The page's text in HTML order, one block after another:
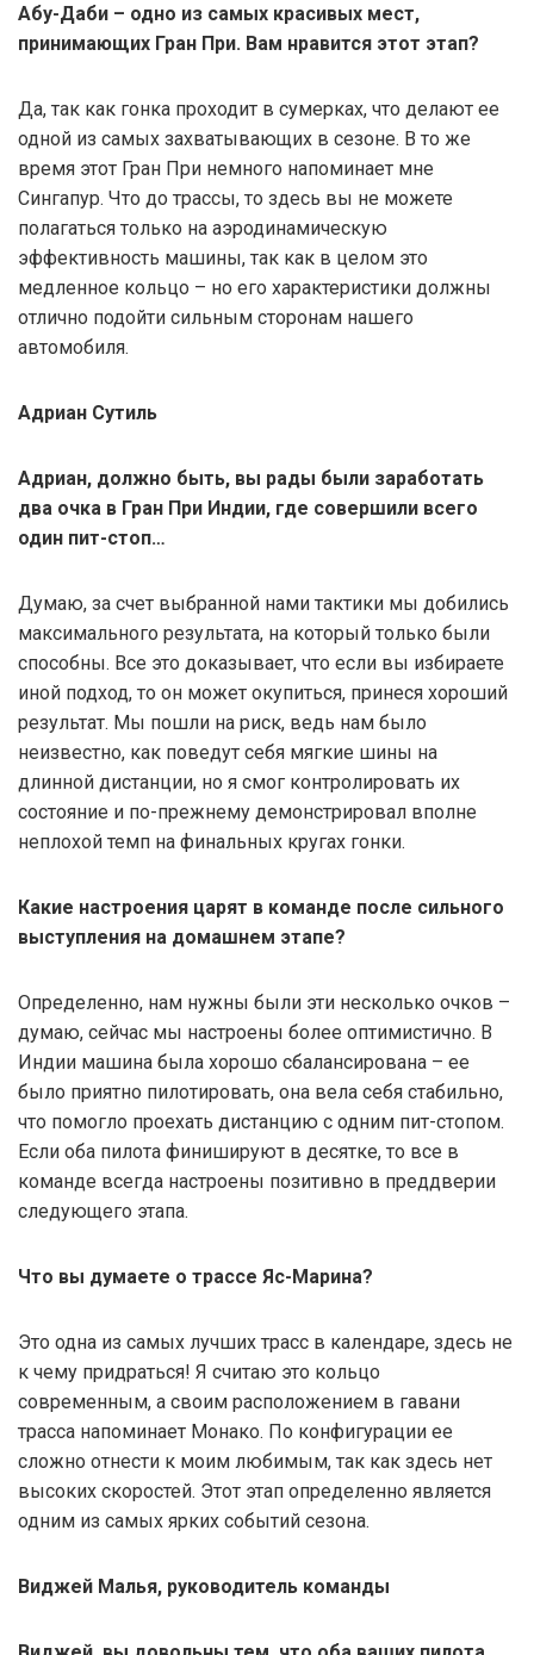
Абу-Даби – одно из самых красивых мест,
принимающих Гран При. Вам нравится этот этап?
Да, так как гонка проходит в сумерках, что делают ее
одной из самых захватывающих в сезоне. В то же
время этот Гран При немного напоминает мне
Сингапур. Что до трассы, то здесь вы не можете
полагаться только на аэродинамическую
эффективность машины, так как в целом это
медленное кольцо – но его характеристики должны
отлично подойти сильным сторонам нашего
автомобиля.
Адриан Сутиль
Адриан, должно быть, вы рады были заработать
два очка в Гран При Индии, где совершили всего
один пит-стоп…
Думаю, за счет выбранной нами тактики мы добились
максимального результата, на который только были
способны. Все это доказывает, что если вы избираете
иной подход, то он может окупиться, принеся хороший
результат. Мы пошли на риск, ведь нам было
неизвестно, как поведут себя мягкие шины на
длинной дистанции, но я смог контролировать их
состояние и по-прежнему демонстрировал вполне
неплохой темп на финальных кругах гонки.
Какие настроения царят в команде после сильного
выступления на домашнем этапе?
Определенно, нам нужны были эти несколько очков –
думаю, сейчас мы настроены более оптимистично. В
Индии машина была хорошо сбалансирована – ее
было приятно пилотировать, она вела себя стабильно,
что помогло проехать дистанцию с одним пит-стопом.
Если оба пилота финишируют в десятке, то все в
команде всегда настроены позитивно в преддверии
следующего этапа.
Что вы думаете о трассе Яс-Марина?
Это одна из самых лучших трасс в календаре, здесь не
к чему придраться! Я считаю это кольцо
современным, а своим расположением в гавани
трасса напоминает Монако. По конфигурации ее
сложно отнести к моим любимым, так как здесь нет
высоких скоростей. Этот этап определенно является
одним из самых ярких событий сезона.
Виджей Малья, руководитель команды